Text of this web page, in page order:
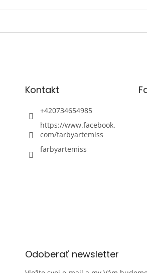
Kontakt
+420734654985
https://www.facebook.
com/farbyartemiss
farbyartemiss
Odoberať newsletter